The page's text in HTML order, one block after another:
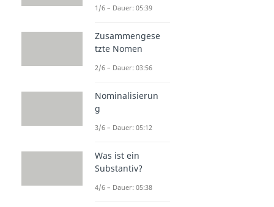
1/6 – Dauer: 05:39
Zusammengese
tzte Nomen
2/6 – Dauer: 03:56
Nominalisierun
g
3/6 – Dauer: 05:12
Was ist ein
Substantiv?
4/6 – Dauer: 05:38